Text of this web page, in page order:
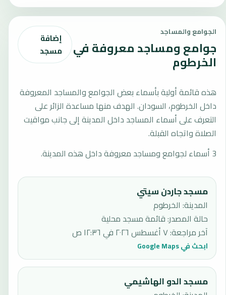
الجوامع والمساجد
جوامع ومساجد معروفة في
الخرطوم
إضافة
مسجد
هذه قائمة أولية بأسماء بعض الجوامع والمساجد المعروفة
داخل الخرطوم، السودان. الهدف منها مساعدة الزائر على
التعرف على أسماء المساجد داخل المدينة إلى جانب مواقيت
الصلاة واتجاه القبلة.
3 أسماء لجوامع ومساجد معروفة داخل هذه المدينة.
مسجد جاردن سيتي
المدينة: الخرطوم
حالة المصدر:قائمة مسجد محلية
آخر مراجعة:٧ أغسطس ٢٠٢٦ في ١٢:٣٦ ص
ابحث في Google Maps
مسجد الدو الهاشيمي